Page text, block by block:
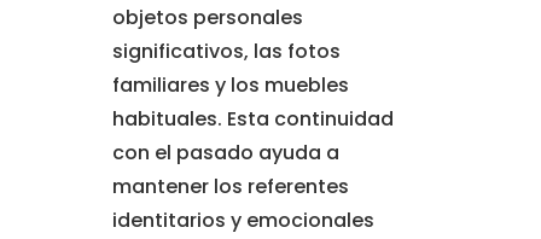
objetos personales
significativos, las fotos
familiares y los muebles
habituales. Esta continuidad
con el pasado ayuda a
mantener los referentes
identitarios y emocionales